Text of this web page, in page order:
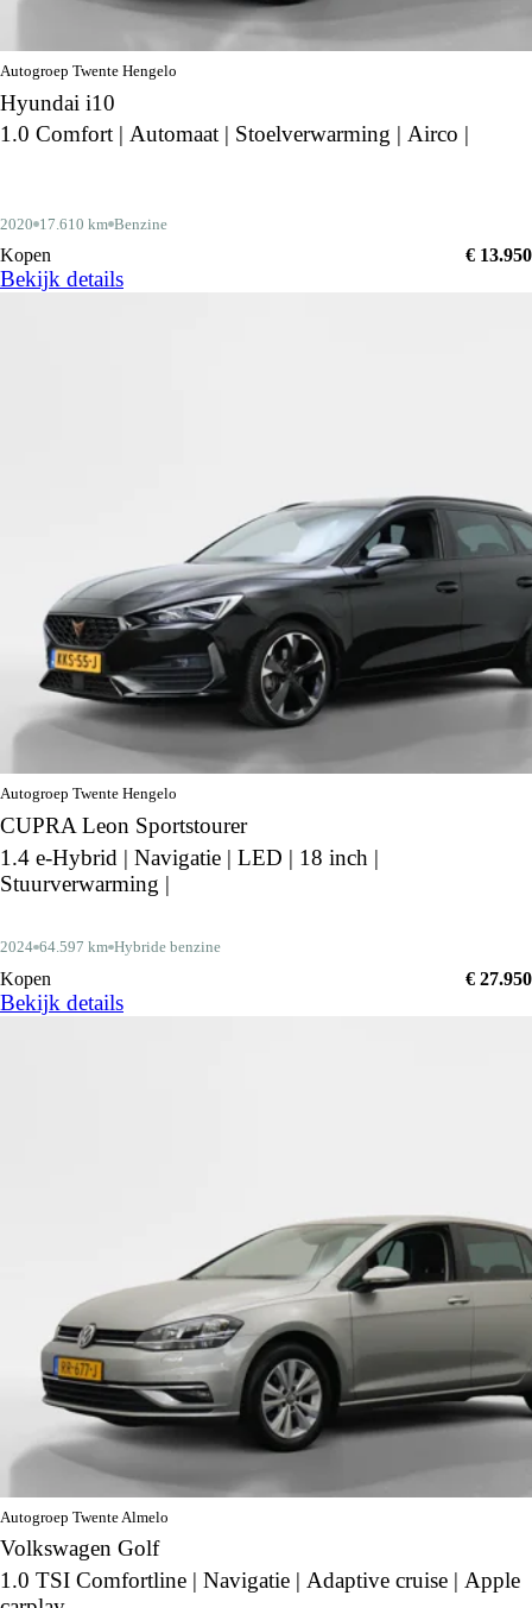
Autogroep Twente Hengelo
Hyundai i10
1.0 Comfort | Automaat | Stoelverwarming | Airco |
2020 17.610 km Benzine
Kopen € 13.950
Bekijk details
Autogroep Twente Hengelo
CUPRA Leon Sportstourer
1.4 e-Hybrid | Navigatie | LED | 18 inch |
Stuurverwarming |
2024 64.597 km Hybride benzine
Kopen € 27.950
Bekijk details
Autogroep Twente Almelo
Volkswagen Golf
1.0 TSI Comfortline | Navigatie | Adaptive cruise | Apple